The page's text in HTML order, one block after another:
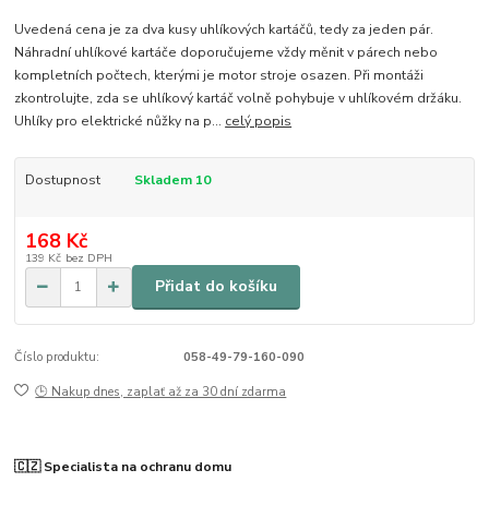
Uvedená cena je za dva kusy uhlíkových kartáčů, tedy za jeden pár.
Náhradní uhlíkové kartáče doporučujeme vždy měnit v párech nebo
kompletních počtech, kterými je motor stroje osazen. Při montáži
zkontrolujte, zda se uhlíkový kartáč volně pohybuje v uhlíkovém držáku.
Uhlíky pro elektrické nůžky na p... celý popis
Dostupnost Skladem 10
168 Kč
139 Kč bez DPH
Přidat do košíku
Číslo produktu: 058-49-79-160-090
🕒 Nakup dnes, zaplať až za 30 dní zdarma
🇨🇿 Specialista na ochranu domu